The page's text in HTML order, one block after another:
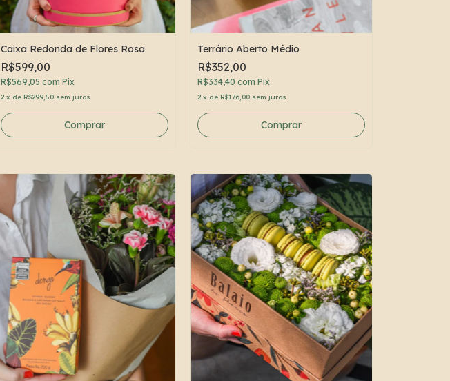
Caixa Redonda de Flores Rosa
R$599,00
R$569,05 com Pix
2 x de R$299,50 sem juros
Terrário Aberto Médio
R$352,00
R$334,40 com Pix
2 x de R$176,00 sem juros